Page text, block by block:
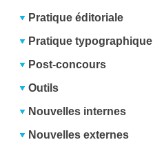
Pratique éditoriale
Pratique typographique
Post-concours
Outils
Nouvelles internes
Nouvelles externes